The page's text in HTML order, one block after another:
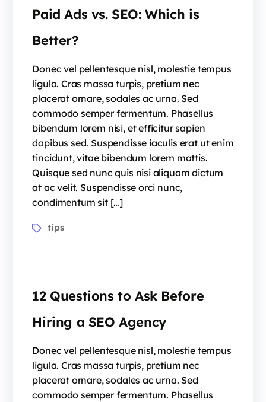
Paid Ads vs. SEO: Which is
Better?
Donec vel pellentesque nisl, molestie tempus
ligula. Cras massa turpis, pretium nec
placerat ornare, sodales ac urna. Sed
commodo semper fermentum. Phasellus
bibendum lorem nisi, et efficitur sapien
dapibus sed. Suspendisse iaculis erat ut enim
tincidunt, vitae bibendum lorem mattis.
Quisque sed nunc quis nisi aliquam dictum
at ac velit. Suspendisse orci nunc,
condimentum sit […]
tips
12 Questions to Ask Before
Hiring a SEO Agency
Donec vel pellentesque nisl, molestie tempus
ligula. Cras massa turpis, pretium nec
placerat ornare, sodales ac urna. Sed
commodo semper fermentum. Phasellus